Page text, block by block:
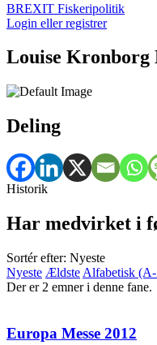
BREXIT Fiskeripolitik
Login eller registrer
Louise Kronborg
Deling
Historik
Har medvirket i
Sortér efter: Nyeste
Nyeste Ældste Alfabetisk
Der er 2 emner i denne fane.
Europa Messe 2012